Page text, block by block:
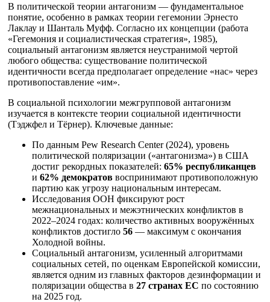
В политической теории антагонизм — фундаментальное
понятие, особенно в рамках теории гегемонии Эрнесто
Лаклау и Шанталь Муфф. Согласно их концепции (работа
«Гегемония и социалистическая стратегия», 1985),
социальный антагонизм является неустранимой чертой
любого общества: существование политической
идентичности всегда предполагает определение «нас» через
противопоставление «им».
В социальной психологии межгрупповой антагонизм
изучается в контексте теории социальной идентичности
(Тэджфел и Тёрнер). Ключевые данные:
По данным Pew Research Center (2024), уровень
политической поляризации («антагонизма») в США
достиг рекордных показателей: 65% республиканцев
и 62% демократов воспринимают противоположную
партию как угрозу национальным интересам.
Исследования ООН фиксируют рост
межнациональных и межэтнических конфликтов в
2022–2024 годах: количество активных вооружённых
конфликтов достигло 56 — максимум с окончания
Холодной войны.
Социальный антагонизм, усиленный алгоритмами
социальных сетей, по оценкам Европейской комиссии,
является одним из главных факторов дезинформации и
поляризации общества в 27 странах ЕС по состоянию
на 2025 год.